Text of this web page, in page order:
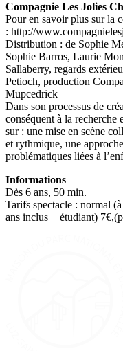
Compagnie Les Jolies
Pour en savoir plus sur la
: http://
Distribution : de Sophie
Sophie Barros, Laurie
Sallaberry, regards
Petioch, production
Mupcedrick
Dans son processus de
conséquent à la recherche
sur : une mise en scène
et rythmique, une
problématiques liées à
Informations
Dès 6 ans, 50 min.
Tarifs spectacle : normal
ans inclus + étudiant)